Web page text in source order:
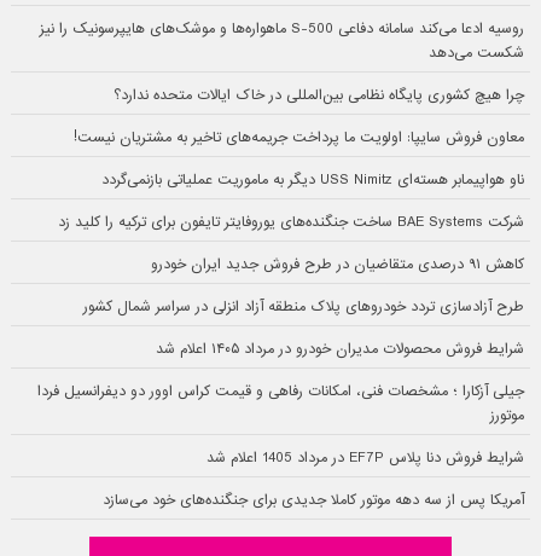
روسیه ادعا می‌کند سامانه دفاعی S-500 ماهواره‌ها و موشک‌های هایپرسونیک را نیز
شکست می‌دهد
چرا هیچ کشوری پایگاه نظامی بین‌المللی در خاک ایالات متحده ندارد؟
معاون فروش سایپا: اولویت ما پرداخت جریمه‌های تاخیر به مشتریان نیست!
ناو هواپیمابر هسته‌ای USS Nimitz دیگر به ماموریت عملیاتی بازنمی‌گردد
شرکت BAE Systems ساخت جنگنده‌های یوروفایتر تایفون برای ترکیه را کلید زد
کاهش ۹۱ درصدی متقاضیان در طرح فروش جدید ایران خودرو
طرح آزادسازی تردد خودروهای پلاک منطقه آزاد انزلی در سراسر شمال کشور
شرایط فروش محصولات مدیران خودرو در مرداد ۱۴۰۵ اعلام شد
جیلی آزکارا ؛ مشخصات فنی، امکانات رفاهی و قیمت کراس اوور دو دیفرانسیل فردا
موتورز
شرایط فروش دنا پلاس EF7P در مرداد 1405 اعلام شد
آمریکا پس از سه دهه موتور کاملا جدیدی برای جنگنده‌های خود می‌سازد